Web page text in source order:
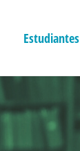
Estudiantes